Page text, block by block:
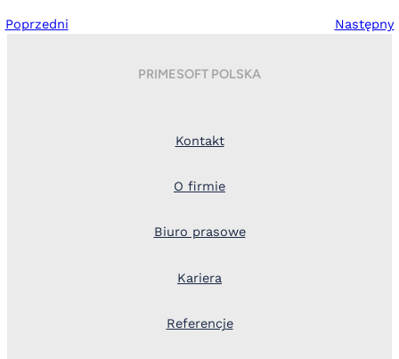
Poprzedni Następny
PRIMESOFT POLSKA
Kontakt
O firmie
Biuro prasowe
Kariera
Referencje